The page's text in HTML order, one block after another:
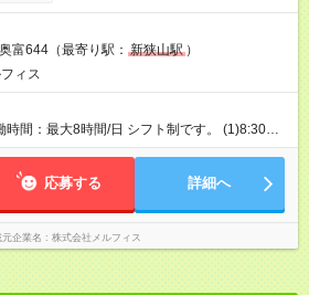
富644（最寄り駅： 新狭山駅 ）
ィス
時間：最大8時間/日 シフト制です。 (1)8:30～
週2日～勤務可能です！ 週
い。 応募する 詳細へ
元企業名 株式会社メルフィス